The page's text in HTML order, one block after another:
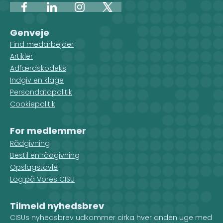
FacebookLinkedInInstagram
X
Genveje
Find medarbejder
Artikler
Adfærdskodeks
Indgiv en klage
Persondatapolitik
Cookiepolitik
For medlemmer
Rådgivning
Bestil en rådgivning
Opslagstavle
Log på Vores CISU
Tilmeld nyhedsbrev
CISUs nyhedsbrev udkommer cirka hver anden uge med